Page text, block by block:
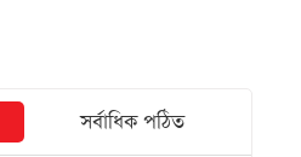
সর্বাধিক পঠিত